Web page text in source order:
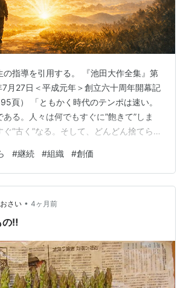
の指導を引用する。 『池田大作全集』第
月27日＜平成元年＞創立六十周年開幕記
頁） 「ともかく時代のテンポは速い。
る。人々は何でもすぐに”飽きて”しま
ぐ”古く”なる。そして、どんどん捨てられ
ってよい。ゆえに、つねに時流を先取
どこにもない、”新しい価値”を生みだして
い。」 以下は、上記の指導を踏まえた、
である。 「伝統だから」「決まってい
やり続けることに意味がある」等、毎
#継続 #組織 #創価
さい • 4ヶ月前
の‼️